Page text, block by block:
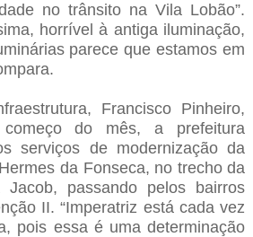
no trânsito na Vila Lobão”.
horrível à antiga iluminação,
parece que estamos em
Francisco Pinheiro,
do mês, a prefeitura
serviços de modernização da
da Fonseca, no trecho da
Jacob, passando pelos bairros
II. “Imperatriz está cada vez
pois essa é uma determinação